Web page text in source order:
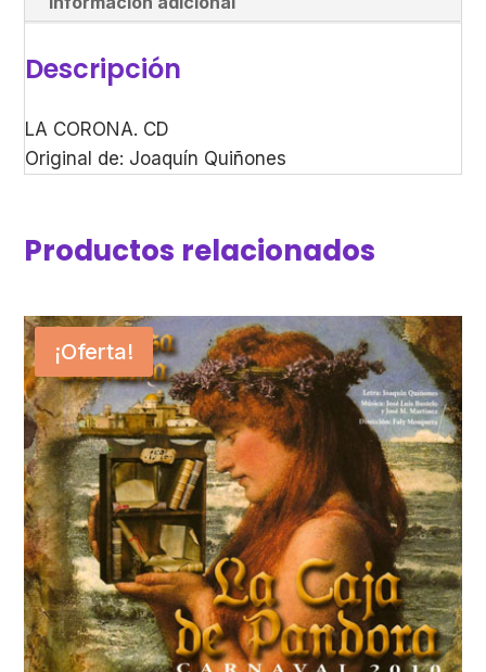
Descripción
LA CORONA. CD
Original de: Joaquín Quiñones
Productos relacionados
¡Oferta!